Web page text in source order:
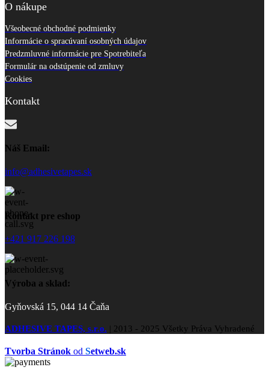
O nákupe
Všeobecné obchodné podmienky
Informácie o spracúvaní osobných údajov
Predzmluvné informácie pre Spotrebiteľa
Formulár na odstúpenie od zmluvy
Cookies
Kontakt
Náš Email:
info@adhesivetapes.sk
Kontakt pre eshop
+421 917 226 198
Výroba a sklad:
Gyňovská 15, 044 14 Čaňa
ADHESIVE TAPES, s.r.o. | 2013 - 2025 Všetky Práva Vyhradené
Tvorba Stránok od Setweb.sk